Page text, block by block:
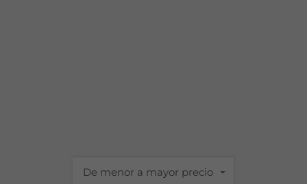
De menor a mayor precio